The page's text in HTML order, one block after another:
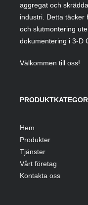
aggregat och
industri. Detta täcker
och slutmontering
dokumentering i 3-D
Välkommen till oss!
Hem
Produkter
Tjänster
Vårt företag
Kontakta oss